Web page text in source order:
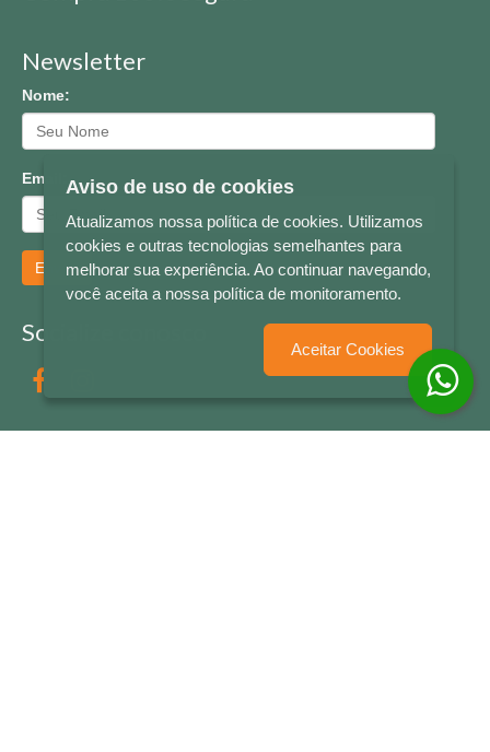
Newsletter
Nome:
Email:
Enviar
Socialize conosco
Aviso de uso de cookies
Atualizamos nossa política de cookies. Utilizamos
cookies e outras tecnologias semelhantes para
melhorar sua experiência. Ao continuar navegando,
você aceita a nossa política de monitoramento.
Aceitar Cookies